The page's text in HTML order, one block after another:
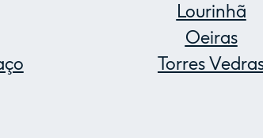
Lourinhã
Oeiras
Torres